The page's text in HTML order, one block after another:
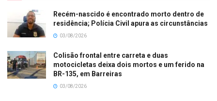
Recém-nascido é encontrado morto dentro de
residência; Polícia Civil apura as circunstâncias
03/08/2026
Colisão frontal entre carreta e duas
motocicletas deixa dois mortos e um ferido na
BR-135, em Barreiras
03/08/2026